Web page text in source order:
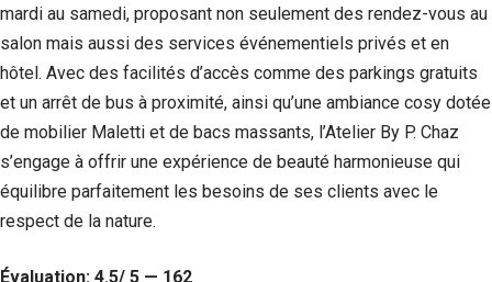
mardi au samedi, proposant non seulement des rendez-vous au
salon mais aussi des services événementiels privés et en
hôtel. Avec des facilités d’accès comme des parkings gratuits
et un arrêt de bus à proximité, ainsi qu’une ambiance cosy dotée
de mobilier Maletti et de bacs massants, l’Atelier By P. Chaz
s’engage à offrir une expérience de beauté harmonieuse qui
équilibre parfaitement les besoins de ses clients avec le
respect de la nature.
Évaluation: 4.5/ 5 — 162
Marketing
En partageant
votre intérêt et
votre
comportement
visitez notre
site, vous
augmentez les
chances de
voir du